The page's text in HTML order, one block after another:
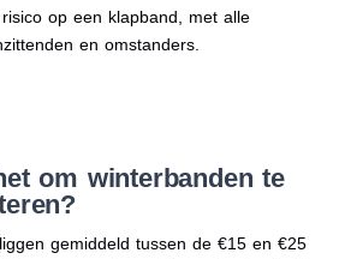
op een klapband, met alle
en omstanders.
om winterbanden te
gemiddeld tussen de €15 en €25